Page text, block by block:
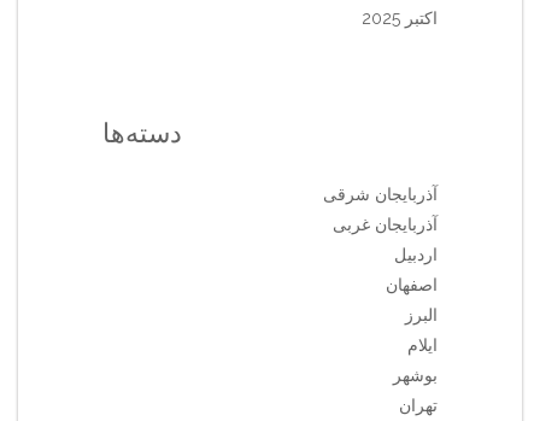
اکتبر 2025
دسته‌ها
آذربایجان شرقی
آذربایجان غربی
اردبیل
اصفهان
البرز
ایلام
بوشهر
تهران